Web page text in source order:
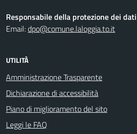
Responsabile della protezione dei dati
Email:dpo@comune.laloggia.to.it
UTILITÀ
Amministrazione Trasparente
Dichiarazione di accessibilità
Piano di miglioramento del sito
Leggi le FAQ